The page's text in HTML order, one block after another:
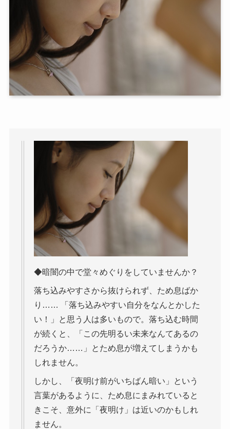
◆暗闇の中で堂々めぐりをしていませんか？
落ち込みやすさから抜けられず、ため息ばか
り…… 「落ち込みやすい自分をなんとかした
い！」と思う人は多いもので。落ち込む時間
が続くと、「この先明るい未来なんてあるの
だろうか……」とため息が増えてしまうかも
しれません。
しかし、「夜明け前がいちばん暗い」という
言葉があるように、ため息にまみれていると
きこそ、意外に「夜明け」は近いのかもしれ
ません。